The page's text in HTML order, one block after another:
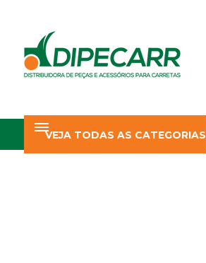
VEJA TODAS AS CATEGORIAS